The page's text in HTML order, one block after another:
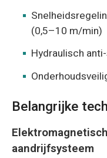
(0,5–10 m/min)
Hydraulisch
Belangrijke
aandrijfsysteem